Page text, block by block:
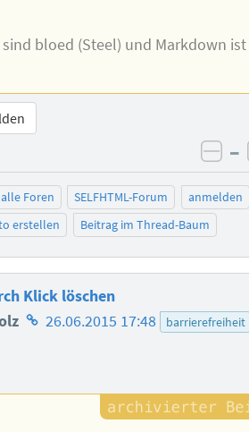
bloed (Steel) und Markdown ist
–
alle Foren SELFHTML-Forum
anmelden
erstellen
Beitrag im Thread-Baum
Klick löschen
Homepage
26.06.2015 17:48
barrierefreiheit